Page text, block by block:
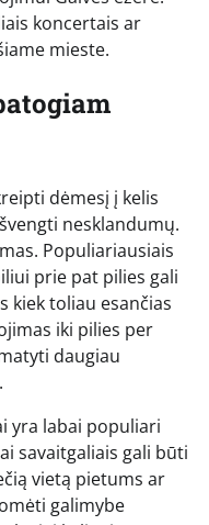
koncertais ar
mieste.
dėmesį į kelis
nesklandumų.
Populiariausiais
prie pat pilies gali
kiek toliau esančias
iki pilies per
daugiau
yra labai populiari
savaitgaliais gali būti
vietą pietums ar
galimybe